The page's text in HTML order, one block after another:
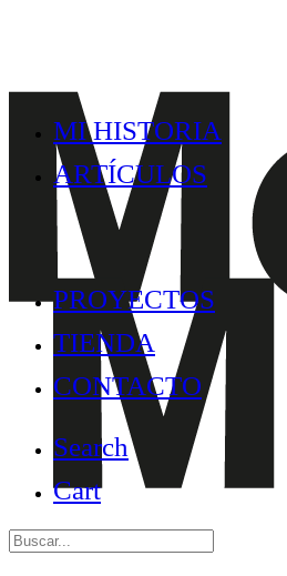
MI HISTORIA
ARTÍCULOS
PROYECTOS
TIENDA
CONTACTO
Search
Cart